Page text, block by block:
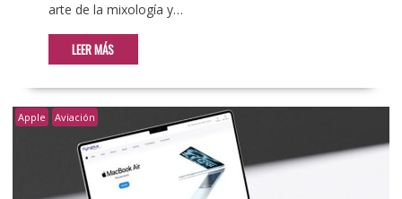
arte de la mixología y…
LEER MÁS
Apple Aviación